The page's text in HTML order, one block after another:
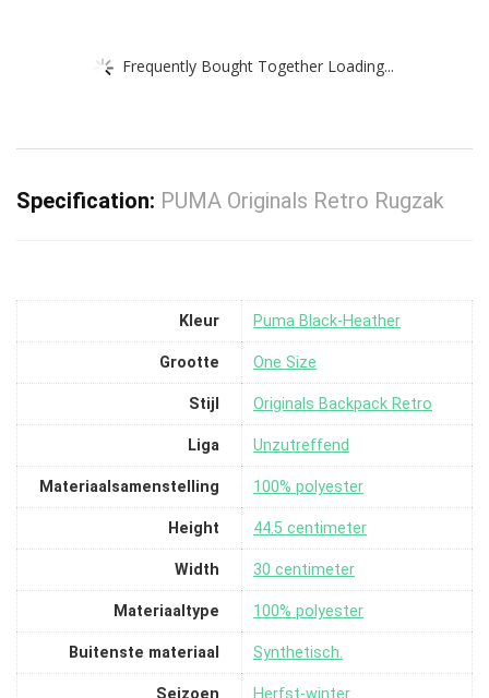
Frequently Bought Together Loading...
Specification: PUMA Originals Retro Rugzak
Kleur ‎Puma Black-Heather
Grootte ‎One Size
Stijl ‎Originals Backpack Retro
Liga ‎Unzutreffend
Materiaalsamenstelling ‎100% polyester
Height ‎44.5 centimeter
Width ‎30 centimeter
Materiaaltype ‎100% polyester
Buitenste materiaal ‎Synthetisch.
Seizoen ‎Herfst-winter